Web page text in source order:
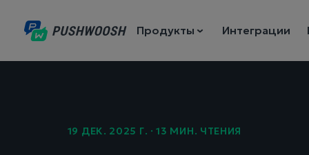
Продукты Интеграции
19 ДЕК. 2025 Г. · 13 МИН. ЧТЕНИЯ